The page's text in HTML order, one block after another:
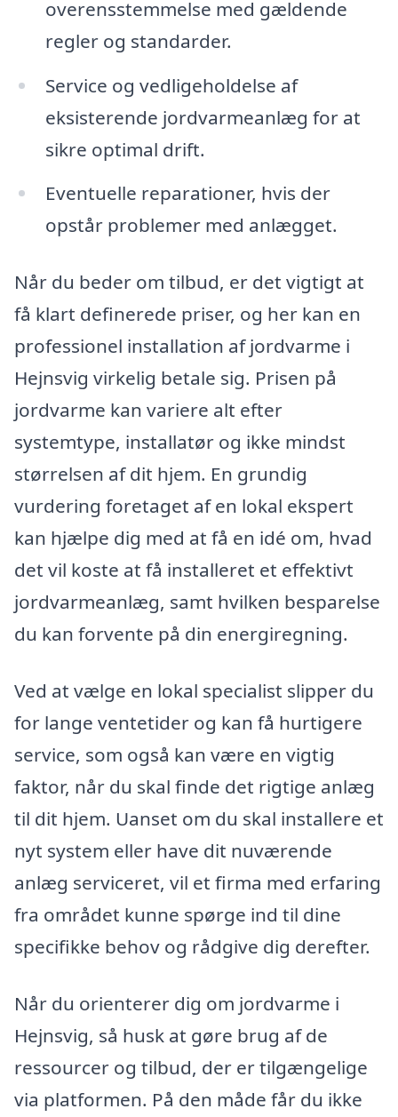
overensstemmelse med gældende
regler og standarder.
Service og vedligeholdelse af
eksisterende jordvarmeanlæg for at
sikre optimal drift.
Eventuelle reparationer, hvis der
opstår problemer med anlægget.
Når du beder om tilbud, er det vigtigt at
få klart definerede priser, og her kan en
professionel installation af jordvarme i
Hejnsvig virkelig betale sig. Prisen på
jordvarme kan variere alt efter
systemtype, installatør og ikke mindst
størrelsen af dit hjem. En grundig
vurdering foretaget af en lokal ekspert
kan hjælpe dig med at få en idé om, hvad
det vil koste at få installeret et effektivt
jordvarmeanlæg, samt hvilken besparelse
du kan forvente på din energiregning.
Ved at vælge en lokal specialist slipper du
for lange ventetider og kan få hurtigere
service, som også kan være en vigtig
faktor, når du skal finde det rigtige anlæg
til dit hjem. Uanset om du skal installere et
nyt system eller have dit nuværende
anlæg serviceret, vil et firma med erfaring
fra området kunne spørge ind til dine
specifikke behov og rådgive dig derefter.
Når du orienterer dig om jordvarme i
Hejnsvig, så husk at gøre brug af de
ressourcer og tilbud, der er tilgængelige
via platformen. På den måde får du ikke